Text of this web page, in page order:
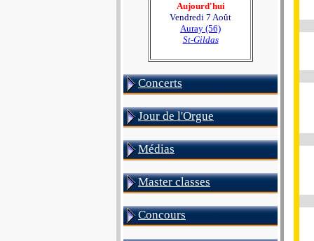
Aujourd'hui
Vendredi 7 Août
Auray (56)
St-Gildas
Concerts
Jour de l'Orgue
Médias
Master classes
Concours